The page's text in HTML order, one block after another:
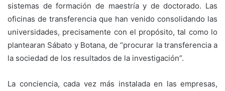
sistemas de formación de maestría y de doctorado. Las
oficinas de transferencia que han venido consolidando las
universidades, precisamente con el propósito, tal como lo
plantearan Sábato y Botana, de “procurar la transferencia a
la sociedad de los resultados de la investigación”.
La conciencia, cada vez más instalada en las empresas,